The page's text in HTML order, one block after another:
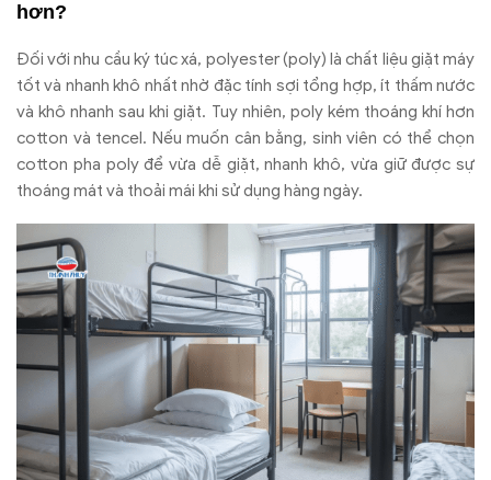
hơn?
Đối với nhu cầu ký túc xá, polyester (poly) là chất liệu giặt máy
tốt và nhanh khô nhất nhờ đặc tính sợi tổng hợp,ít thấm nước
và khô nhanh sau khi giặt. Tuy nhiên, poly kém thoáng khí hơn
cotton và tencel. Nếu muốn cân bằng, sinh viên có thể chọn
cotton pha polyđể vừa dễ giặt, nhanh khô, vừa giữđược sự
thoáng mát và thoải mái khi sử dụng hàng ngày.